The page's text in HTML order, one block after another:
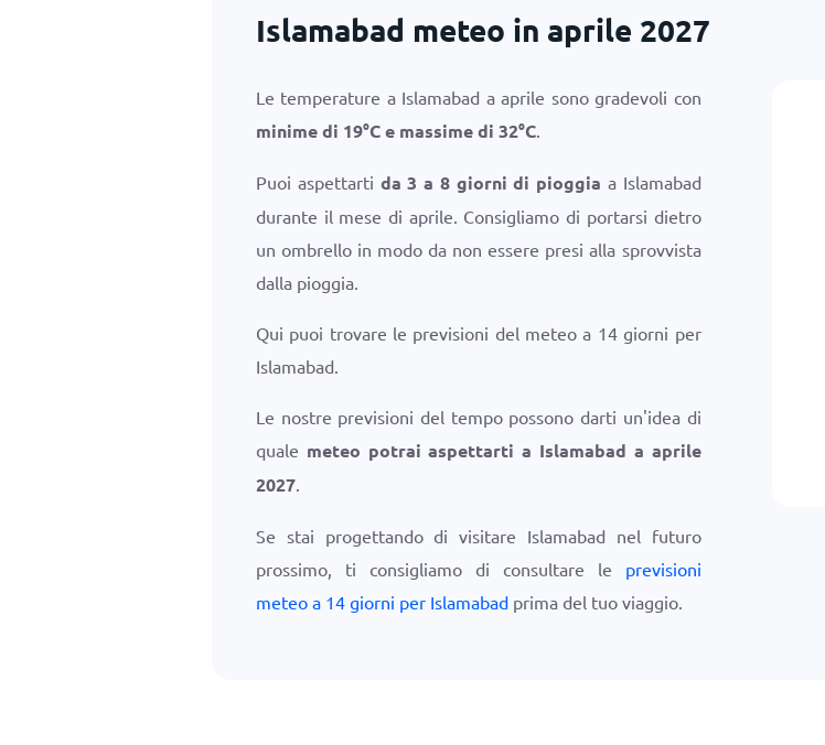
Islamabad meteo in aprile 2027
Le temperature a Islamabad a aprile sono gradevoli con
minime di 19°Ce massime di 32°C.
Puoi aspettarti da 3 a 8 giorni di pioggia a Islamabad
durante il mese di aprile. Consigliamo di portarsi dietro
un ombrello in modo da non essere presi alla sprovvista
dalla pioggia.
Qui puoi trovare le previsioni del meteo a 14 giorni per
Islamabad.
Le nostre previsioni del tempo possono darti un'idea di
quale meteo potrai aspettarti a Islamabad a aprile
2027.
Se stai progettando di visitare Islamabad nel futuro
prossimo, ti consigliamo di consultare le previsioni
meteo a 14 giorni per Islamabad prima del tuo viaggio.